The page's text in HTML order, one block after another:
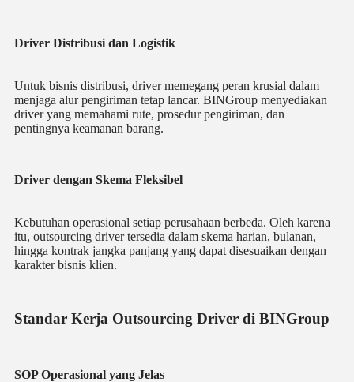
Driver Distribusi dan Logistik
Untuk bisnis distribusi, driver memegang peran krusial dalam
menjaga alur pengiriman tetap lancar. BINGroup menyediakan
driver yang memahami rute, prosedur pengiriman, dan
pentingnya keamanan barang.
Driver dengan Skema Fleksibel
Kebutuhan operasional setiap perusahaan berbeda. Oleh karena
itu, outsourcing driver tersedia dalam skema harian, bulanan,
hingga kontrak jangka panjang yang dapat disesuaikan dengan
karakter bisnis klien.
Standar Kerja Outsourcing Driver di BINGroup
SOP Operasional yang Jelas